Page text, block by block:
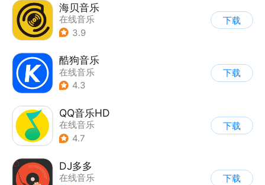
海贝音乐
在线音乐
3.9
下载
酷狗音乐
在线音乐
4.3
下载
QQ音乐HD
在线音乐
4.7
下载
DJ多多
在线音乐
下载